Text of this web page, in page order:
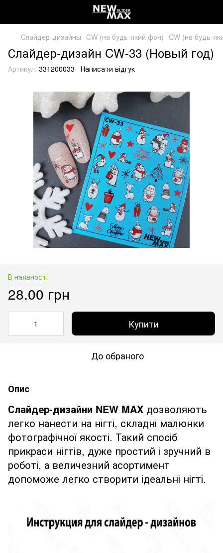
Слайдер-дизайны CW (на будь-який фон) CW (на будь-
Слайдер-дизайн CW-33 (Новый год)
Артикул: 331200033 Написати відгук
В наявності
28.00 грн
Купити
До обраного
Опис
Слайдер-дизайни NEW MAX дозволяють
легко нанести на нігті, складні малюнки
фотографічної якості. Такий спосіб
прикраси нігтів, дуже простий і зручний в
роботі, а величезний асортимент
допоможе легко створити ідеальні нігті.